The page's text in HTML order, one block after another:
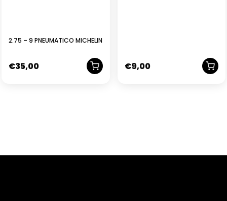
2.75 – 9 PNEUMATICO MICHELIN
€35,00 €9,00